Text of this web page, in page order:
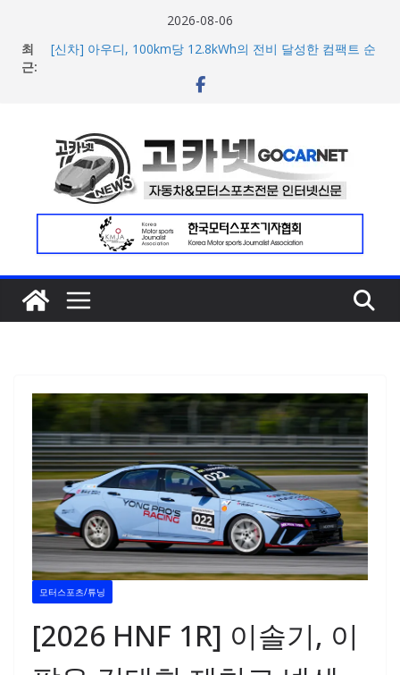
2026-08-06
최
근:
[신차] 아우디, 100km당 12.8kWh의 전비 달성한 컴팩트 순
현대차, 8세대 완전변경 ‘디 올 뉴 아반떼’ 주요 사양 및 가격
증가
한국타이어, 안전한 여름철 주행 위한 타이어 관리법 제안
포뮬러 E, 시즌13 일정 변경 및 모나코 ePrix와 2031년까지
장기 계약 연장 발표
모터스포츠/튜닝
[2026 HNF 1R] 이솔기, 이